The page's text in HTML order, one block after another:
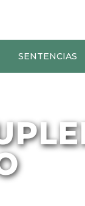
SENTENCIAS